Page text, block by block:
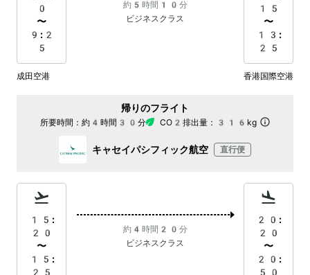
0
〜
9:2
5
約5時間10分
ビジネスクラス
15
〜
13:
25
成田空港 香港国際空港
帰りのフライト
所要時間： 約4時間30分 CO2排出量： 316kg
キャセイパシフィック航空 直行便
15:
20
〜
15:
25
約4時間20分
ビジネスクラス
20:
20
〜
20:
50